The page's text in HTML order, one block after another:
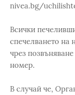
nivea.bg/
Всички
спечелването на
чрез
номер.
В случай че,